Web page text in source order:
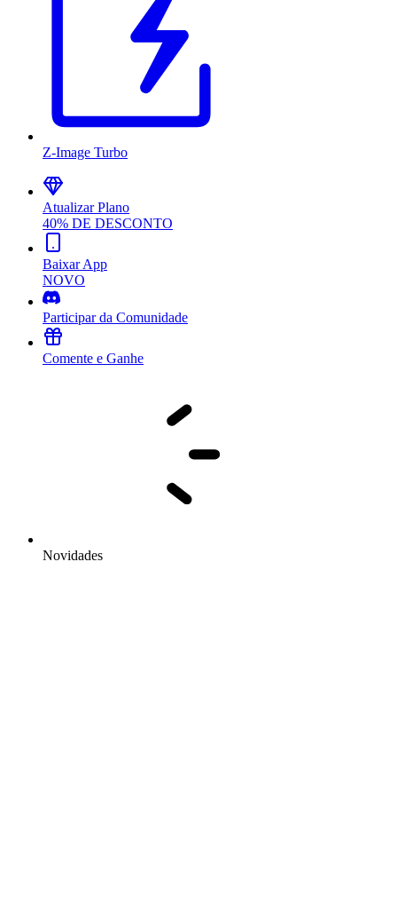
Z-Image Turbo
Atualizar Plano
40% DE DESCONTO
Baixar App
NOVO
Participar da Comunidade
Comente e Ganhe
Novidades